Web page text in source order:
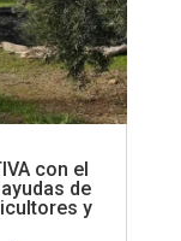
con el
de
y